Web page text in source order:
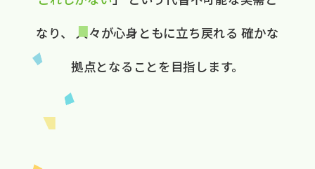
なり、
人々が​心身ともに​立ち戻れる 確かな​
拠点と​なる​ことを​目指します。​